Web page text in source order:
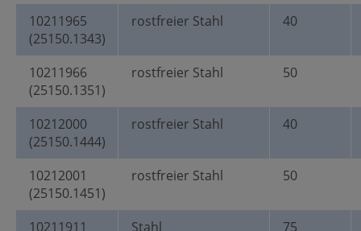
10211965
(25150.1343)
rostfreier Stahl 40
10211966
(25150.1351)
rostfreier Stahl 50
10212000
(25150.1444)
rostfreier Stahl 40
10212001
(25150.1451)
rostfreier Stahl 50
10211911 Stahl 75